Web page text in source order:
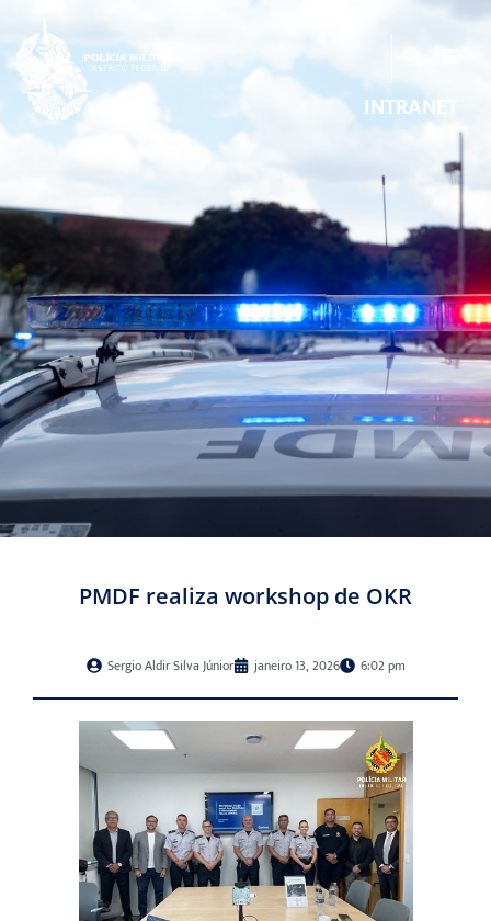
INTRANET
PMDF realiza workshop de OKR
Sergio Aldir Silva Júnior janeiro 13, 2026 6:02 pm